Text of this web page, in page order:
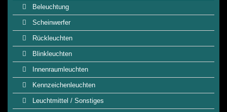
Beleuchtung
Scheinwerfer
Rückleuchten
Blinkleuchten
Innenraumleuchten
Kennzeichenleuchten
Leuchtmittel / Sonstiges